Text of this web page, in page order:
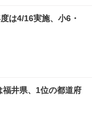
は4/16実施、小6・
井県、1位の都道府